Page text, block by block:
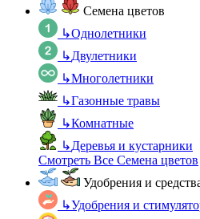
Семена цветов
↳Однолетники
↳Двулетники
↳Многолетники
↳Газонные травы
↳Комнатные
↳Деревья и кустарники
Смотреть Все Семена цветов
Удобрения и
↳Удобрения и